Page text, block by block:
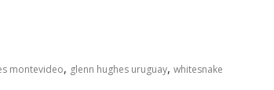
montevideo, glenn hughes uruguay, whitesnake